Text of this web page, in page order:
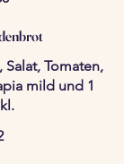
Tomaten,
mild und 1